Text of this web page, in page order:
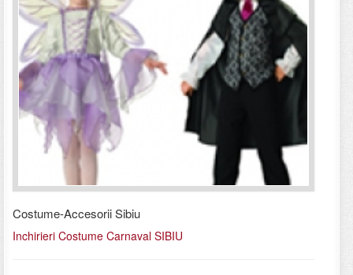
Costume-Accesorii Sibiu
Inchirieri Costume Carnaval SIBIU